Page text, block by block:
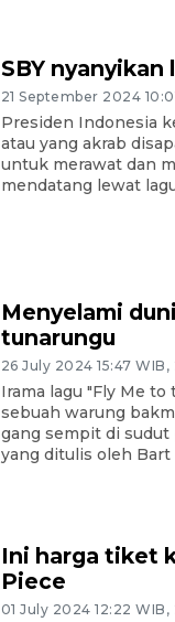
SBY nyanyikan
21 September 2024
Presiden Indonesia
atau yang akrab
untuk merawat dan
mendatang lewat
Menyelami
tunarungu
26 July 2024 15:47
Irama lagu "Fly Me
sebuah warung
gang sempit di sudut
yang ditulis oleh Bart
Ini harga tiket
Piece
01 July 2024 12:22